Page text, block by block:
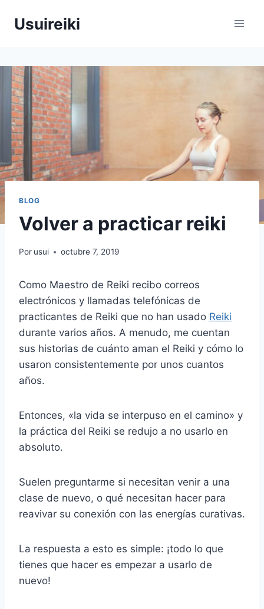
Usuireiki
BLOG
Volver a practicar reiki
Por usui octubre 7, 2019
Como Maestro de Reiki recibo correos
electrónicos y llamadas telefónicas de
practicantes de Reiki que no han usado Reiki
durante varios años. A menudo, me cuentan
sus historias de cuánto aman el Reiki y cómo lo
usaron consistentemente por unos cuantos
años.
Entonces, «la vida se interpuso en el camino» y
la práctica del Reiki se redujo a no usarlo en
absoluto.
Suelen preguntarme si necesitan venir a una
clase de nuevo, o qué necesitan hacer para
reavivar su conexión con las energías curativas.
La respuesta a esto es simple: ¡todo lo que
tienes que hacer es empezar a usarlo de
nuevo!